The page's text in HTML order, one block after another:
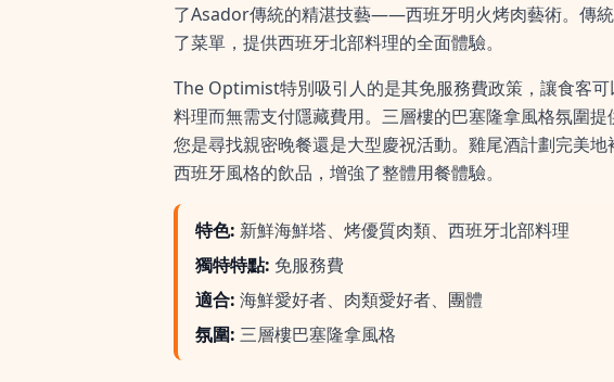
了Asador傳統的精湛技藝——西班牙明火烤肉藝術。傳
了菜單，提供西班牙北部料理的全面體驗。
The Optimist特別吸引人的是其免服務費政策，讓食客
料理而無需支付隱藏費用。三層樓的巴塞隆拿風格氛圍
您是尋找親密晚餐還是大型慶祝活動。雞尾酒計劃完美
西班牙風格的飲品，增強了整體用餐體驗。
特色: 新鮮海鮮塔、烤優質肉類、西班牙北部料理
獨特特點: 免服務費
適合: 海鮮愛好者、肉類愛好者、團體
氛圍: 三層樓巴塞隆拿風格